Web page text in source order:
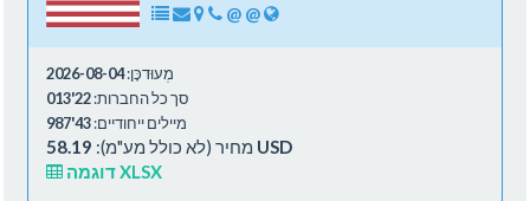
@ @
מְעוּדכָּן:2026-08-04
סך כל החברות:22'013
מיילים ייחודיים:43'987
מחיר (לא כולל מע"מ): 58.19 USD
דוגמה XLSX